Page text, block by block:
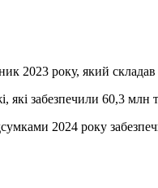
2023 року, який
які забезпечили 60,3 млн
2024 року